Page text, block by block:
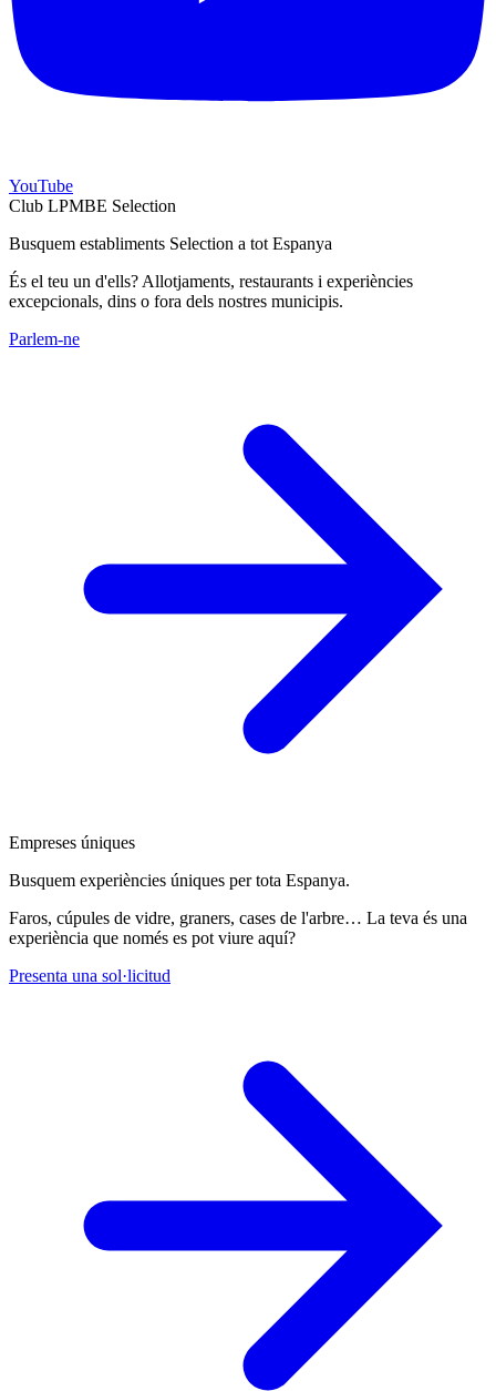
YouTube
Club LPMBE Selection
Busquem establiments Selection a tot Espanya
És el teu un d'ells? Allotjaments, restaurants i experiències
excepcionals, dins o fora dels nostres municipis.
Parlem-ne
Empreses úniques
Busquem experiències úniques per tota Espanya.
Faros, cúpules de vidre, graners, cases de l'arbre… La teva és una
experiència que només es pot viure aquí?
Presenta una sol·licitud